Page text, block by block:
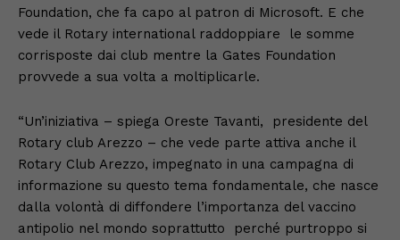
Foundation, che fa capo al patron di Microsoft. E che
vede il Rotary international raddoppiare le somme
corrisposte dai club mentre la Gates Foundation
provvede a sua volta a moltiplicarle.
“Un’iniziativa – spiega Oreste Tavanti, presidente del
Rotary club Arezzo – che vede parte attiva anche il
Rotary Club Arezzo, impegnato in una campagna di
informazione su questo tema fondamentale, che nasce
dalla volontà di diffondere l’importanza del vaccino
antipolio nel mondo soprattutto perché purtroppo si